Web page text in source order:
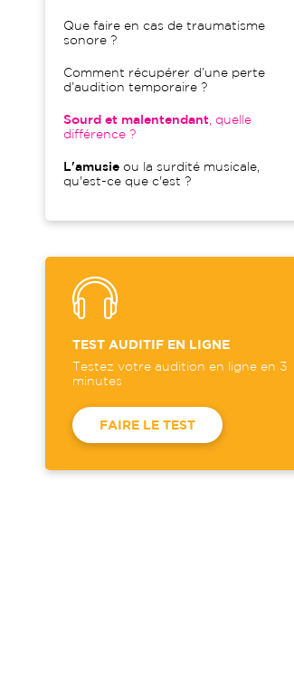
Que faire en cas de traumatisme
sonore ?
Comment récupérer d’une perte
d’audition temporaire ?
Sourd et malentendant , quelle
différence ?
L'amusie ou la surdité musicale,
qu'est-ce que c'est ?
TEST AUDITIF EN LIGNE
Testez votre audition en ligne en 3
minutes
FAIRE LE TEST